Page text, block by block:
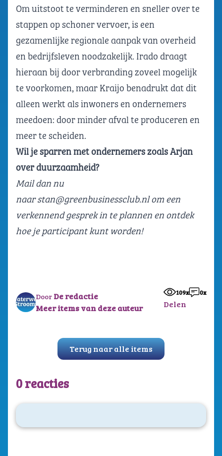
Om uitstoot te verminderen en sneller over te
stappen op schoner vervoer, is een
gezamenlijke regionale aanpak van overheid
en bedrijfsleven noodzakelijk. Irado draagt
hieraan bij door verbranding zoveel mogelijk
te voorkomen, maar Kraijo benadrukt dat dit
alleen werkt als inwoners en ondernemers
meedoen: door minder afval te produceren en
meer te scheiden.
Wil je sparren met ondernemers zoals Arjan
over duurzaamheid?
Mail dan nu
naarstan@greenbusinessclub.nlom een
verkennend gesprek in te plannen en ontdek
hoe je participant kunt worden!
Door De redactie
Meer items van deze auteur
109x 0x
Delen
Terug naar alle items
0 reacties